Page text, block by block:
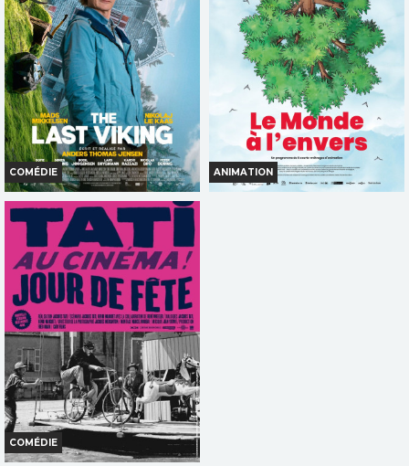
Bande-annonce
TOUT PUBLIC
Bande-annonce
TOUT PUBLIC
VF
COMÉDIE
THE LAST VIKING
Horaires et Infos
Bande-annonce
INT. -12ans
VOST
ANIMATION
COMÉDIE